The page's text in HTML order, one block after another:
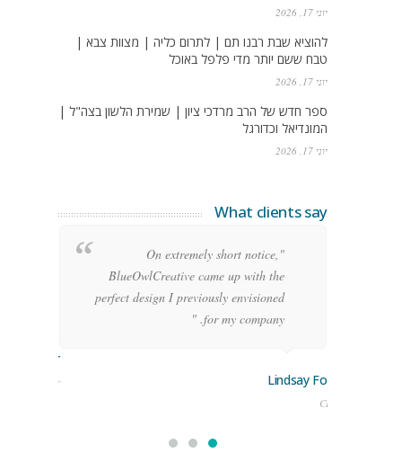
יוני 17, 2026
להוציא שבת רבנו תם | לתרום כליה | מצוות צבא |
טבח ששם יותר מדי פלפל באוכל
יוני 17, 2026
ספר חדש של הרב מרדכי ציון | שמירת הלשון בצה"ל |
המונדיאל וכדורגל
יוני 17, 2026
What clients say
"On extremely short notice,
BlueOwlCreative came up with the
perfect design I previously envisioned
for my company. "
Lindsay Ford
CEO
Stoner
Manager